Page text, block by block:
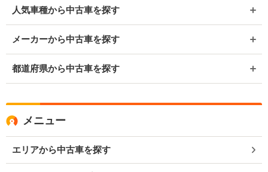
人気車種から中古車を探す
メーカーから中古車を探す
都道府県から中古車を探す
メニュー
エリアから中古車を探す